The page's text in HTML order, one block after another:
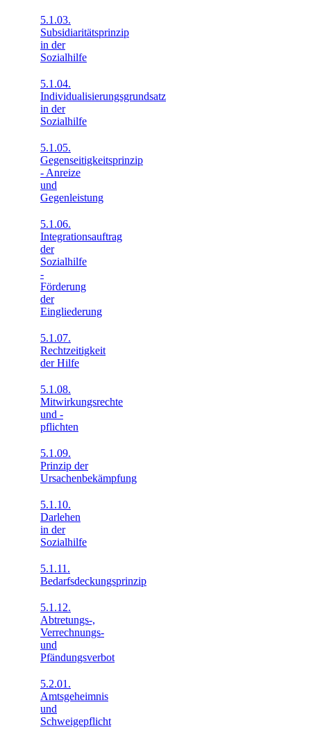
5.1.03.
Subsidiaritätsprinzip
in der
Sozialhilfe
5.1.04.
Individualisierungsgrundsatz
in der
Sozialhilfe
5.1.05.
Gegenseitigkeitsprinzip
- Anreize
und
Gegenleistung
5.1.06.
Integrationsauftrag
der
Sozialhilfe
-
Förderung
der
Eingliederung
5.1.07.
Rechtzeitigkeit
der Hilfe
5.1.08.
Mitwirkungsrechte
und -
pflichten
5.1.09.
Prinzip der
Ursachenbekämpfung
5.1.10.
Darlehen
in der
Sozialhilfe
5.1.11.
Bedarfsdeckungsprinzip
5.1.12.
Abtretungs-,
Verrechnungs-
und
Pfändungsverbot
5.2.01.
Amtsgeheimnis
und
Schweigepflicht